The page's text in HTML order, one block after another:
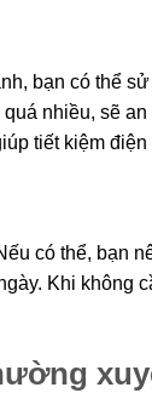
bạn có thể
nhiều, sẽ
tiết kiệm điện
có thể, bạn
Khi không